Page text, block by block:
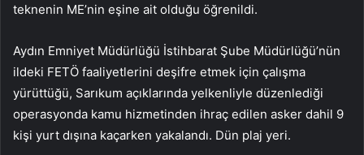
teknenin ME’nin eşine ait olduğu öğrenildi.
Aydın Emniyet Müdürlüğü İstihbarat Şube Müdürlüğü’nün
ildeki FETÖ faaliyetlerini deşifre etmek için çalışma
yürüttüğü, Sarıkum açıklarında yelkenliyle düzenlediği
operasyonda kamu hizmetinden ihraç edilen asker dahil 9
kişi yurt dışına kaçarken yakalandı. Dün plaj yeri.